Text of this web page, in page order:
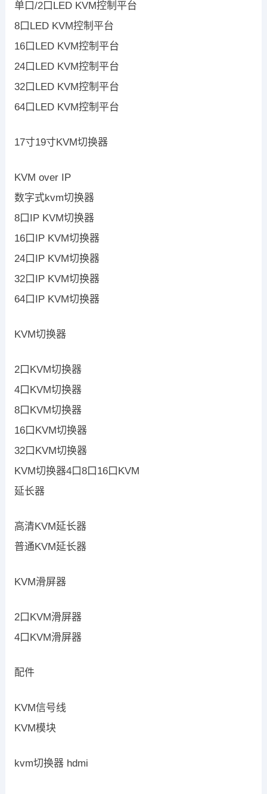
单口/2口LED KVM控制平台
8口LED KVM控制平台
16口LED KVM控制平台
24口LED KVM控制平台
32口LED KVM控制平台
64口LED KVM控制平台
17寸19寸KVM切换器
KVM over IP
数字式kvm切换器
8口IP KVM切换器
16口IP KVM切换器
24口IP KVM切换器
32口IP KVM切换器
64口IP KVM切换器
KVM切换器
2口KVM切换器
4口KVM切换器
8口KVM切换器
16口KVM切换器
32口KVM切换器
KVM切换器4口8口16口KVM
延长器
高清KVM延长器
普通KVM延长器
KVM滑屏器
2口KVM滑屏器
4口KVM滑屏器
配件
KVM信号线
KVM模块
kvm切换器 hdmi